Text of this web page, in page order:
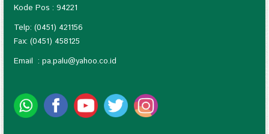
Kode Pos : 94221
Telp: (0451) 421156
Fax: (0451) 458125
Email : pa.palu@yahoo.co.id